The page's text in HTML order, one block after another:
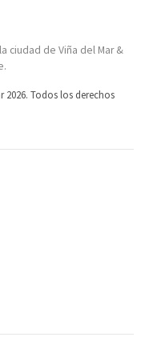
ciudad de Viña del Mar &
2026. Todos los derechos